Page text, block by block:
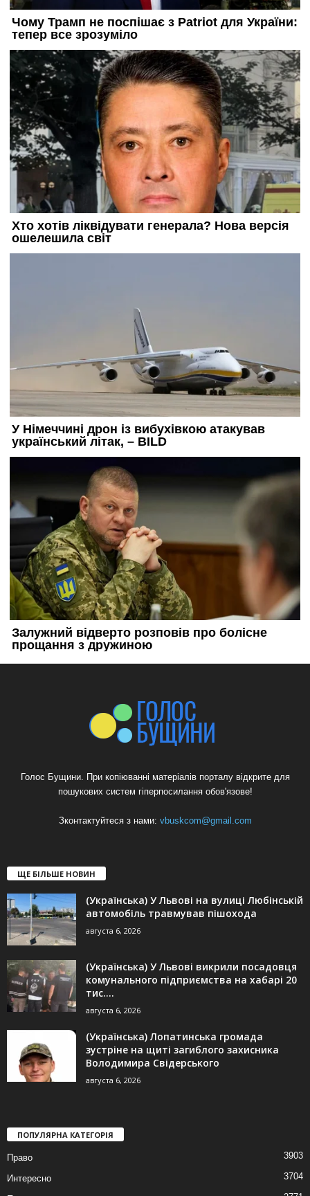
Голос Бущини. При копіюванні матеріалів порталу відкрите для
пошукових систем гіперпосилання обов'язове!
Зконтактуйтеся з нами: vbuskcom@gmail.com
ЩЕ БІЛЬШЕ НОВИН
(Українська) У Львові на вулиці Любінській
автомобіль травмував пішохода
августа 6, 2026
(Українська) У Львові викрили посадовця
комунального підприємства на хабарі 20
тис....
августа 6, 2026
(Українська) Лопатинська громада
зустріне на щиті загиблого захисника
Володимира Свідерського
августа 6, 2026
ПОПУЛЯРНА КАТЕГОРІЯ
Право 3903
Интересно 3704